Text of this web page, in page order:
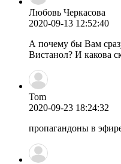
Любовь Черкасова
2020-09-13 12:52:40
А почему бы Вам
Вистанол? И какова
Tom
2020-09-23 18:24:32
пропагандоны в